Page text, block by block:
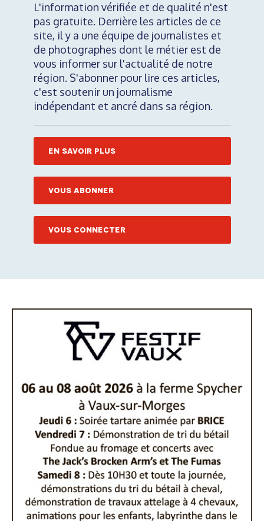
L'information vérifiée et de qualité n'est
pas gratuite. Derrière les articles de ce
site, il y a une équipe de journalistes et
de photographes dont le métier est de
vous informer sur l'actualité de notre
région. S'abonner pour lire ces articles,
c'est soutenir un journalisme
indépendant et ancré dans sa région.
EN SAVOIR PLUS
VOUS ABONNER
VOUS CONNECTER